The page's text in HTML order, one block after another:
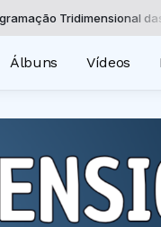
Tridimensional das
Álbuns Vídeos